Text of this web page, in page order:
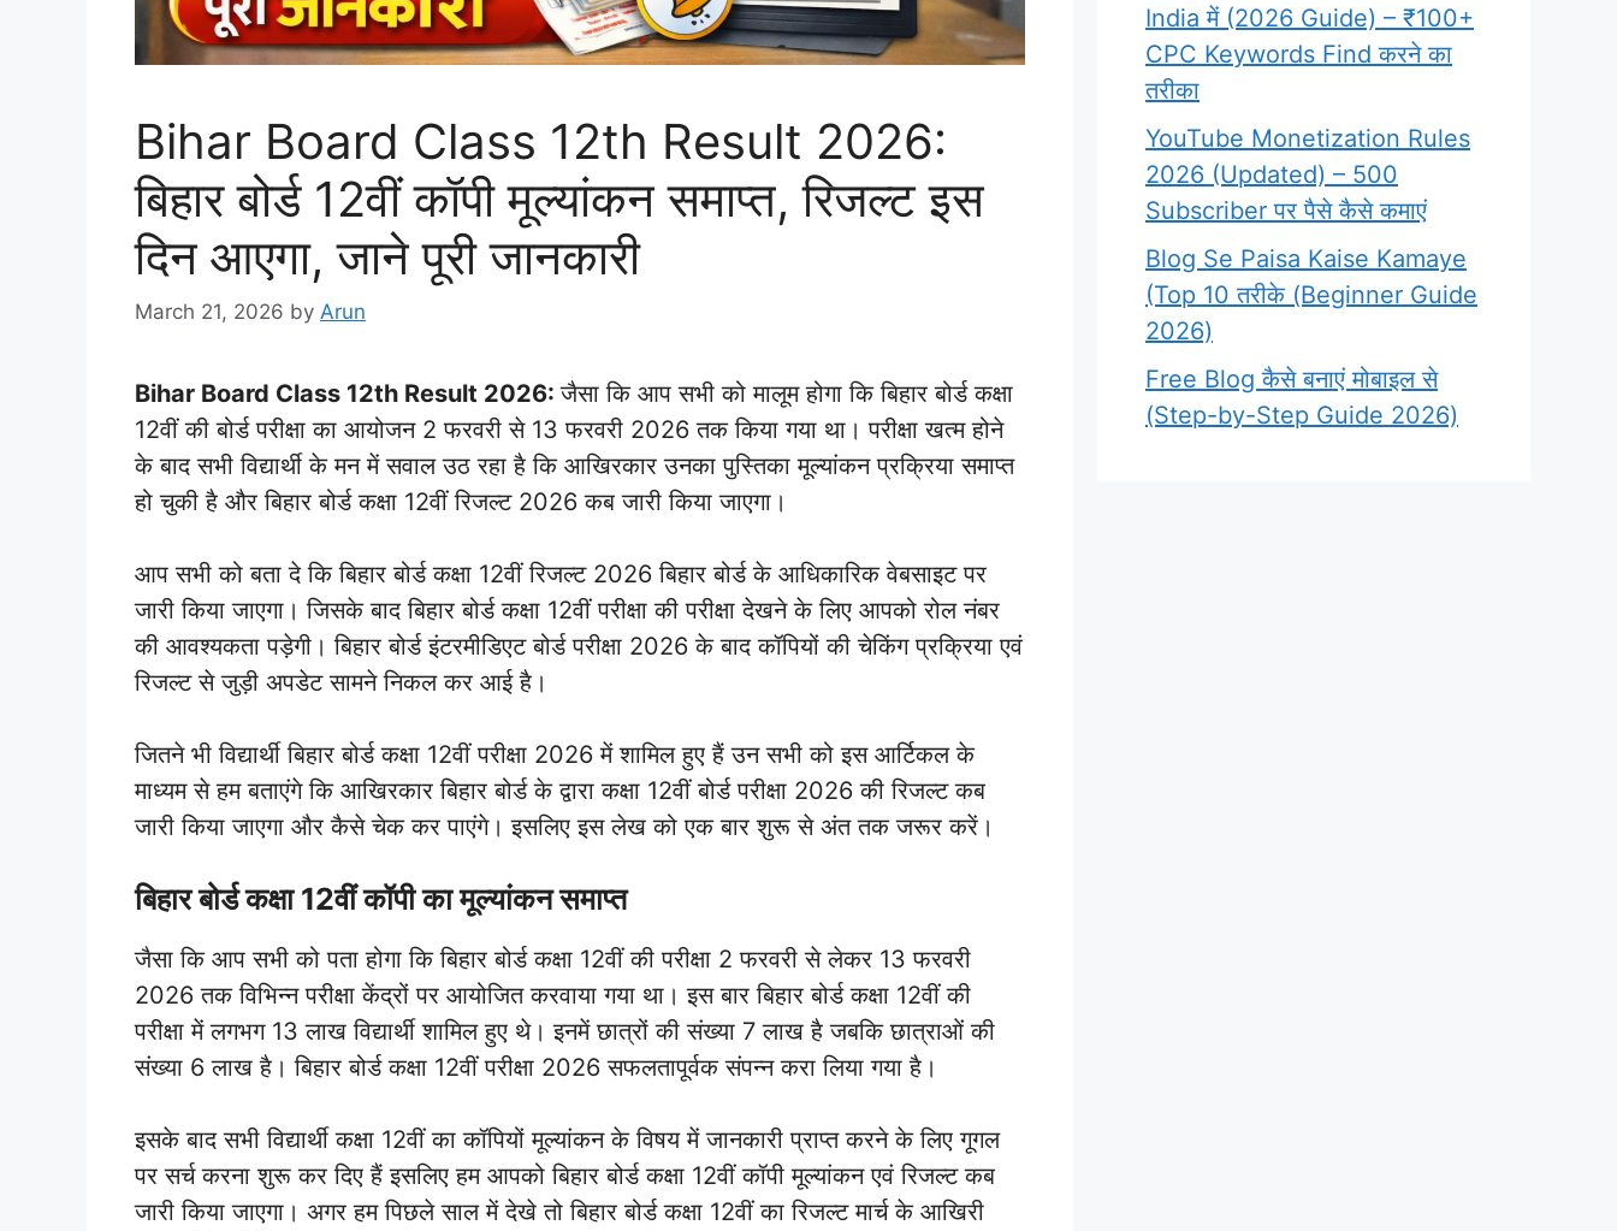
Bihar Board Class 12th Result 2026:
बिहार बोर्ड 12वीं कॉपी मूल्यांकन समाप्त, रिजल्ट इस
दिन आएगा, जाने पूरी जानकारी
March 21, 2026 by Arun
Bihar Board Class 12th Result 2026:जैसा कि आप सभी को मालूम होगा कि बिहार बोर्ड कक्षा
12वीं की बोर्ड परीक्षा का आयोजन 2 फरवरी से 13 फरवरी 2026 तक किया गया था। परीक्षा खत्म होने
के बाद सभी विद्यार्थी के मन में सवाल उठ रहा है कि आखिरकार उनका पुस्तिका मूल्यांकन प्रक्रिया समाप्त
हो चुकी है और बिहार बोर्ड कक्षा 12वीं रिजल्ट 2026 कब जारी किया जाएगा।
आप सभी को बता दे कि बिहार बोर्ड कक्षा 12वीं रिजल्ट 2026 बिहार बोर्ड के आधिकारिक वेबसाइट पर
जारी किया जाएगा। जिसके बाद बिहार बोर्ड कक्षा 12वीं परीक्षा की परीक्षा देखने के लिए आपको रोल नंबर
की आवश्यकता पड़ेगी। बिहार बोर्ड इंटरमीडिएट बोर्ड परीक्षा 2026 के बाद कॉपियों की चेकिंग प्रक्रिया एवं
रिजल्ट से जुड़ी अपडेट सामने निकल कर आई है।
जितने भी विद्यार्थी बिहार बोर्ड कक्षा 12वीं परीक्षा 2026 में शामिल हुए हैं उन सभी को इस आर्टिकल के
माध्यम से हम बताएंगे कि आखिरकार बिहार बोर्ड के द्वारा कक्षा 12वीं बोर्ड परीक्षा 2026 की रिजल्ट कब
जारी किया जाएगा और कैसे चेक कर पाएंगे। इसलिए इस लेख को एक बार शुरू से अंत तक जरूर करें।
बिहार बोर्ड कक्षा 12वीं कॉपी का मूल्यांकन समाप्त
जैसा कि आप सभी को पता होगा कि बिहार बोर्ड कक्षा 12वीं की परीक्षा 2 फरवरी से लेकर 13 फरवरी
2026 तक विभिन्न परीक्षा केंद्रों पर आयोजित करवाया गया था। इस बार बिहार बोर्ड कक्षा 12वीं की
परीक्षा में लगभग 13 लाख विद्यार्थी शामिल हुए थे। इनमें छात्रों की संख्या 7 लाख है जबकि छात्राओं की
संख्या 6 लाख है। बिहार बोर्ड कक्षा 12वीं परीक्षा 2026 सफलतापूर्वक संपन्न करा लिया गया है।
इसके बाद सभी विद्यार्थी कक्षा 12वीं का कॉपियों मूल्यांकन के विषय में जानकारी प्राप्त करने के लिए गूगल
पर सर्च करना शुरू कर दिए हैं इसलिए हम आपको बिहार बोर्ड कक्षा 12वीं कॉपी मूल्यांकन एवं रिजल्ट कब
जारी किया जाएगा। अगर हम पिछले साल में देखे तो बिहार बोर्ड कक्षा 12वीं का रिजल्ट मार्च के आखिरी
India में (2026 Guide) – ₹100+
CPC Keywords Find करने का
तरीका
YouTube Monetization Rules
2026 (Updated) – 500
Subscriber पर पैसे कैसे कमाएं
Blog Se Paisa Kaise Kamaye
(Top 10 तरीके (Beginner Guide
2026)
Free Blog कैसे बनाएं मोबाइल से
(Step-by-Step Guide 2026)